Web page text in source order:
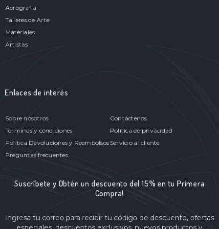
Aerografía
Talleres de Arte
Materiales
Artistas
Enlaces de interés
Sobre nosotros
Contáctenos
Términos y condiciones
Política de privacidad
Política Devoluciones y Reembolsos Servicio al cliente
Preguntas frecuentes
Suscríbete y Obtén un descuento del 15% en tu Primera
Compra!
Ingresa tu correo para recibir tu código de descuento, ofertas